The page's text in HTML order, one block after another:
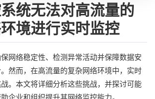
统无法对高流量的
境进行实时监控
网络稳定性、检测异常活动并保障数据安
然而，在高流量的复杂网络环境中，实时
。本文将详细分析这些挑战，并探讨可能